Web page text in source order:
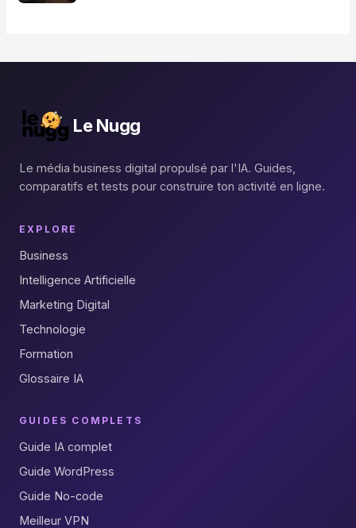
Le Nugg
Le média business digital propulsé par l'IA. Guides,
comparatifs et tests pour construire ton activité en ligne.
EXPLORE
Business
Intelligence Artificielle
Marketing Digital
Technologie
Formation
Glossaire IA
GUIDES COMPLETS
Guide IA complet
Guide WordPress
Guide No-code
Meilleur VPN